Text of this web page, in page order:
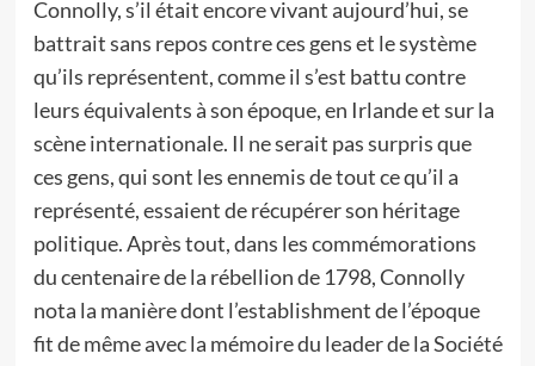
Connolly, s’il était encore vivant aujourd’hui, se
battrait sans repos contre ces gens et le système
qu’ils représentent, comme il s’est battu contre
leurs équivalents à son époque, en Irlande et sur la
scène internationale. Il ne serait pas surpris que
ces gens, qui sont les ennemis de tout ce qu’il a
représenté, essaient de récupérer son héritage
politique. Après tout, dans les commémorations
du centenaire de la rébellion de 1798, Connolly
nota la manière dont l’establishment de l’époque
fit de même avec la mémoire du leader de la Société